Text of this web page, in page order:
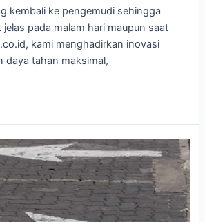
kembali ke pengemudi sehingga
pada malam hari maupun saat
kami menghadirkan inovasi
daya tahan maksimal,